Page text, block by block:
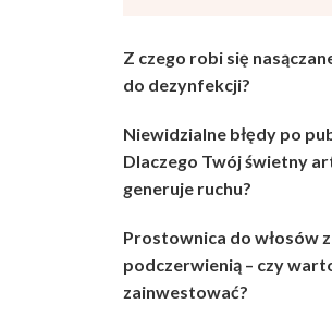
Z czego robi się
do dezynfekcji?
Niewidzialne błędy po
Dlaczego Twój świetny
generuje ruchu?
Prostownica do włosów z
podczerwienią – czy
zainwestować?